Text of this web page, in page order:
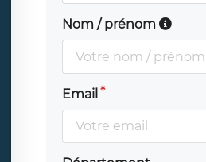
Nom / prénom
Email